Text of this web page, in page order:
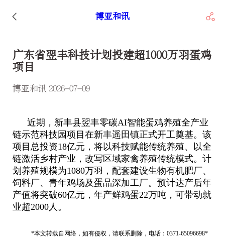
博亚和讯
广东省翌丰科技计划投建超1000万羽蛋鸡
项目
博亚和讯 2026-07-09
近期，新丰县翌丰零碳AI智能蛋鸡养殖全产业
链示范科技园项目在新丰遥田镇正式开工奠基。该
项目总投资18亿元，将以科技赋能传统养殖、以全
链激活乡村产业，改写区域家禽养殖传统模式。计
划养殖规模为1080万羽，配套建设生物有机肥厂、
饲料厂、青年鸡场及蛋品深加工厂。预计达产后年
产值将突破60亿元，年产鲜鸡蛋22万吨，可带动就
业超2000人。
*本文转载自网络，如有侵权，请联系删除，电话：0371-65096698*